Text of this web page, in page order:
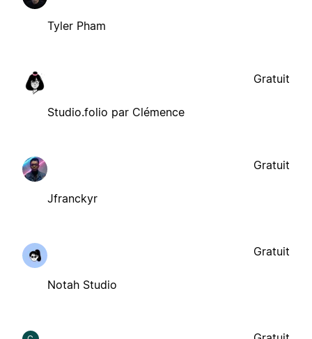
Tyler Pham
Studio.folio par Clémence
Gratuit
Jfranckyr
Gratuit
Notah Studio
Gratuit